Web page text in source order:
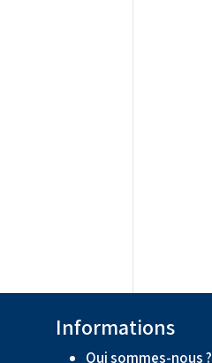
Informations
Qui sommes-nous ?